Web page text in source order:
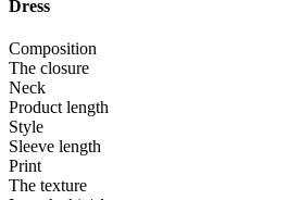
Dress
Composition
The closure
Neck
Product length
Style
Sleeve length
Print
The texture